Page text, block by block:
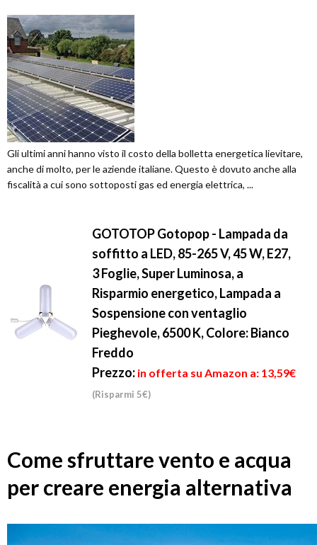
Gli ultimi anni hanno visto il costo della bolletta energetica lievitare,
anche di molto, per le aziende italiane. Questo è dovuto anche alla
fiscalità a cui sono sottoposti gas ed energia elettrica, ...
GOTOTOP Gotopop - Lampada da
soffitto a LED, 85-265 V, 45 W, E27,
3 Foglie, Super Luminosa, a
Risparmio energetico, Lampada a
Sospensione con ventaglio
Pieghevole, 6500 K, Colore: Bianco
Freddo
Prezzo: in offerta su Amazon a: 13,59€
(Risparmi 5€)
Come sfruttare vento e acqua
per creare energia alternativa